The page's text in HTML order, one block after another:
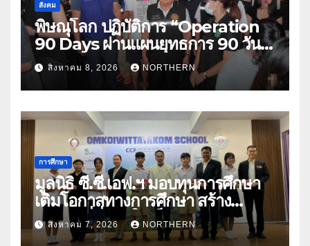
สังคม
พิษณุโลก ปฏิบัติการ “Operation
90 Days ผ่านแผนยุทธการ 90 วัน
พิชิตยาเสพติด” ปราบปรามกวาดล้าง
ยาเสพติดสถานบันเทิง พบสารเสพติด
4 ราย
สิงหาคม 8, 2026 NORTHERN
การศึกษา
มูลนิธิ ซี.ซี.เอฟ.ฯ มอบทุนการศึกษา
เติมโอกาสทางการศึกษา สร้าง
อนาคตที่มั่นคงให้เด็กและเยาวชน
ด้อยโอกาส
สิงหาคม 7, 2026 NORTHERN